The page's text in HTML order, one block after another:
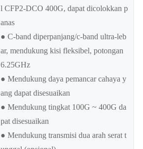
l CFP2-DCO 400G, dapat dicolokkan p
anas
● C-band diperpanjang/c-band ultra-leb
ar, mendukung kisi fleksibel, potongan
6.25GHz
● Mendukung daya pemancar cahaya y
ang dapat disesuaikan
● Mendukung tingkat 100G ~ 400G da
pat disesuaikan
● Mendukung transmisi dua arah serat t